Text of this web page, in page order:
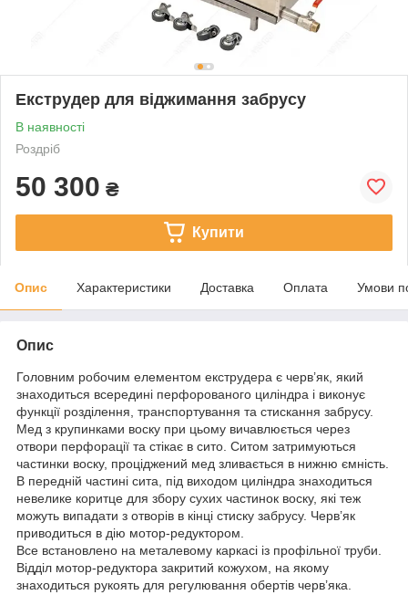
Екструдер для віджимання забрусу
В наявності
Роздріб
50 300 ₴
Купити
Опис Характеристики Доставка Оплата Умови
Опис
Головним робочим елементом екструдера є черв’як, який
знаходиться всередині перфорованого циліндра і виконує
функції розділення, транспортування та стискання забрусу.
Мед з крупинками воску при цьому вичавлюється через
отвори перфорації та стікає в сито. Ситом затримуються
частинки воску, проціджений мед зливається в нижню ємність.
В передній частині сита, під виходом циліндра знаходиться
невелике коритце для збору сухих частинок воску, які теж
можуть випадати з отворів в кінці стиску забрусу. Черв’як
приводиться в дію мотор-редуктором.
Все встановлено на металевому каркасі із профільної труби.
Відділ мотор-редуктора закритий кожухом, на якому
знаходиться рукоять для регулювання обертів черв’яка.